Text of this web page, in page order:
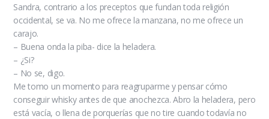
Sandra, contrario a los preceptos que fundan toda religión
occidental, se va. No me ofrece la manzana, no me ofrece un
carajo.
– Buena onda la piba- dice la heladera.
– ¿Si?
– No se, digo.
Me tomo un momento para reagruparme y pensar cómo
conseguir whisky antes de que anochezca. Abro la heladera, pero
está vacía, o llena de porquerías que no tire cuando todavía no